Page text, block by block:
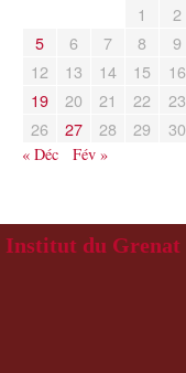
1 2
5
6 7 8 9
12
13 14 15 16
19
20 21 22 23
26
27 28 29 30
« Déc Fév »
Institut du Grenat